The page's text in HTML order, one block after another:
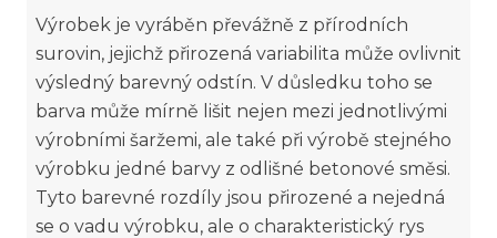
Výrobek je vyráběn převážně z přírodních
surovin, jejichž přirozená variabilita může ovlivnit
výsledný barevný odstín. V důsledku toho se
barva může mírně lišit nejen mezi jednotlivými
výrobními šaržemi, ale také při výrobě stejného
výrobku jedné barvy z odlišné betonové směsi.
Tyto barevné rozdíly jsou přirozené a nejedná
se o vadu výrobku, ale o charakteristický rys